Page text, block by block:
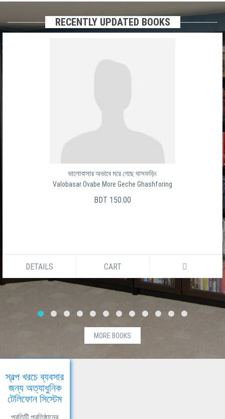
RECENTLY UPDATED BOOKS
ভালোবাসার অভাবে মরে গেছে ঘাসফড়িং
Valobasar Ovabe More Geche Ghashforing
BDT 150.00
DETAILS CART
MORE BOOKS
স্বল্প খরচে ব্যবসার
জন্য অত্যাধুনিক
টেলিফোন সিস্টেম